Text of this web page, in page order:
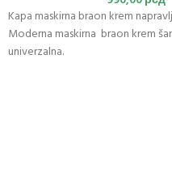
Kapa maskirna braon krem
Moderna maskirna braon krem
univerzalna.